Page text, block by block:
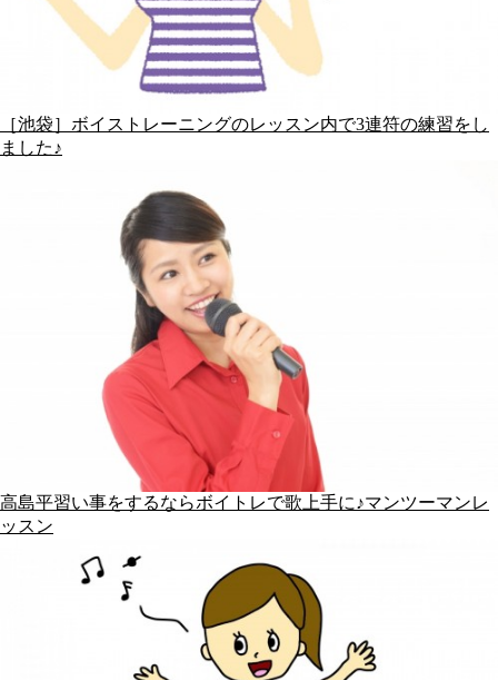
［池袋］ボイストレーニングのレッスン内で3連符の練習をし
ました♪
高島平習い事をするならボイトレで歌上手に♪マンツーマンレ
ッスン